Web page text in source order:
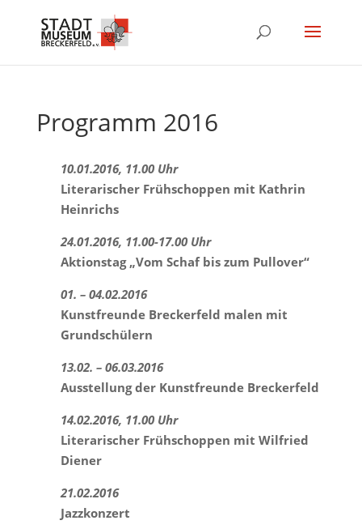
Programm 2016
10.01.2016, 11.00 Uhr
Literarischer Frühschoppen mit Kathrin
Heinrichs
24.01.2016, 11.00-17.00 Uhr
Aktionstag „Vom Schaf bis zum Pullover“
01. – 04.02.2016
Kunstfreunde Breckerfeld malen mit
Grundschülern
13.02. – 06.03.2016
Ausstellung der Kunstfreunde Breckerfeld
14.02.2016, 11.00 Uhr
Literarischer Frühschoppen mit Wilfried
Diener
21.02.2016
Jazzkonzert